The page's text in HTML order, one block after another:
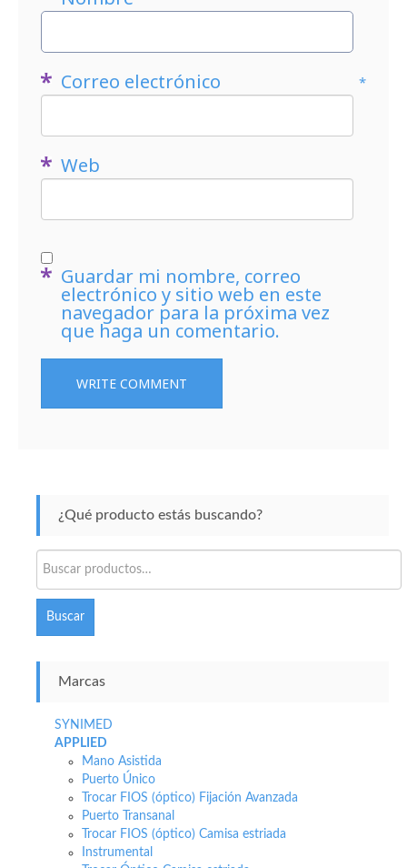
Correo electrónico *
Web
Guardar mi nombre, correo
electrónico y sitio web en este
navegador para la próxima vez
que haga un comentario.
¿Qué producto estás buscando?
por:
Buscar
Marcas
SYNIMED
APPLIED
Mano Asistida
Puerto Único
Trocar FIOS (óptico) Fijación Avanzada
Puerto Transanal
Trocar FIOS (óptico) Camisa estriada
Instrumental